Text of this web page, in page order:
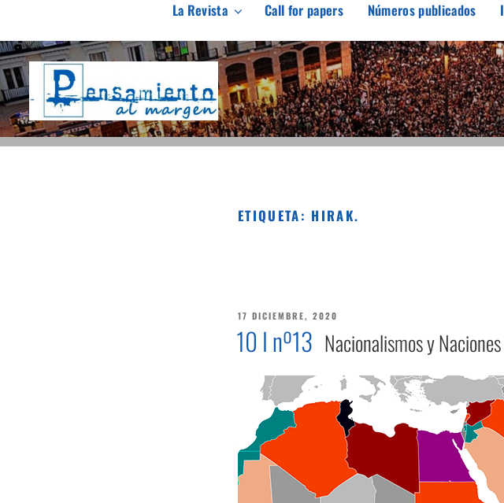
contenido
PENSAMIENTO AL MARGEN
Revista de investigación independiente y con especial interés en el pensamiento crítico
La Revista Call for papers Números publicados
ETIQUETA: HIRAK.
PUBLICADO
17 DICIEMBRE, 2020
10 I nº13 Nacionalismos y